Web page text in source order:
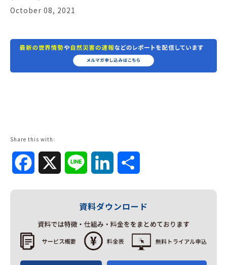
October 08, 2021
Share this with:
Facebook Line LinkedIn
資料ダウンロード